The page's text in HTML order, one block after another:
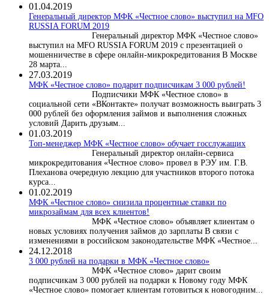
01.04.2019
Генеральный директор МФК «Честное слово» выступил на MFO
RUSSIA FORUM 2019
Генеральный директор МФК «Честное слово»
выступил на MFO RUSSIA FORUM 2019 с презентацией о
мошенничестве в сфере онлайн-микрокредитования В Москве
28 марта...
27.03.2019
МФК «Честное слово» подарит подписчикам 3 000 рублей!
Подписчики МФК «Честное слово» в
социальной сети «ВКонтакте» получат возможность выиграть 3
000 рублей без оформления займов и выполнения сложных
условий Дарить друзьям...
01.03.2019
Топ-менеджер МФК «Честное слово» обучает госслужащих
Генеральный директор онлайн-сервиса
микрокредитования «Честное слово» провел в РЭУ им. Г.В.
Плеханова очередную лекцию для участников второго потока
курса...
01.02.2019
МФК «Честное слово» снизила процентные ставки по
микрозаймам для всех клиентов!
МФК «Честное слово» объявляет клиентам о
новых условиях получения займов до зарплаты В связи с
изменениями в российском законодательстве МФК «Честное...
24.12.2018
3 000 рублей на подарки в МФК «Честное слово»
МФК «Честное слово» дарит своим
подписчикам 3 000 рублей на подарки к Новому году МФК
«Честное слово» помогает клиентам готовиться к новогодним...